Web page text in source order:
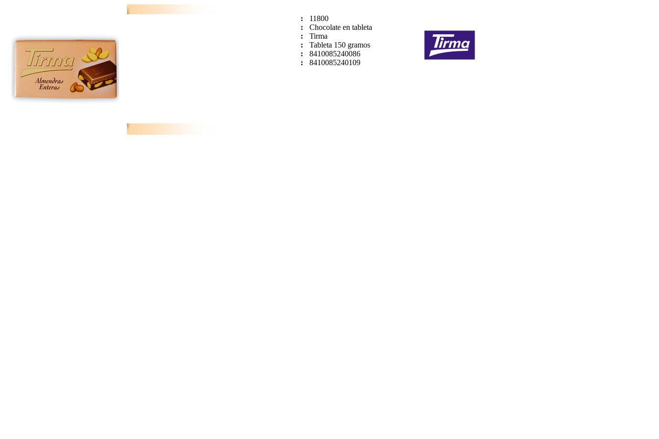
:
11800
:
Chocolate en tableta
:
Tirma
:
Tableta 150 gramos
:
8410085240086
:
8410085240109